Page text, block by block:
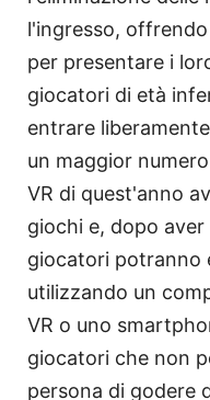
l'ingresso,
per presentare i
giocatori di età
entrare
un maggior
VR di quest'anno
giochi e, dopo
giocatori potranno
utilizzando un
VR o uno
giocatori che non
persona di godere